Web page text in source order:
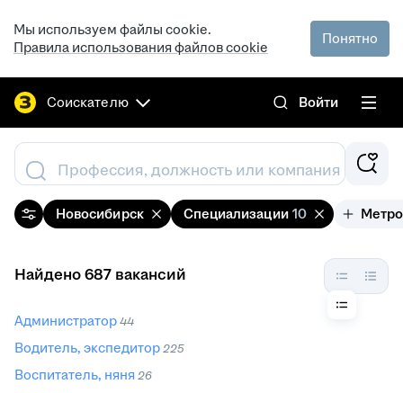
Мы используем файлы cookie.
Правила использования файлов cookie
Понятно
Соискателю Войти
Профессия, должность или компания
Новосибирск Специализации 10 Метро
Найдено 687 вакансий
Администратор 44
Водитель, экспедитор 225
Воспитатель, няня 26